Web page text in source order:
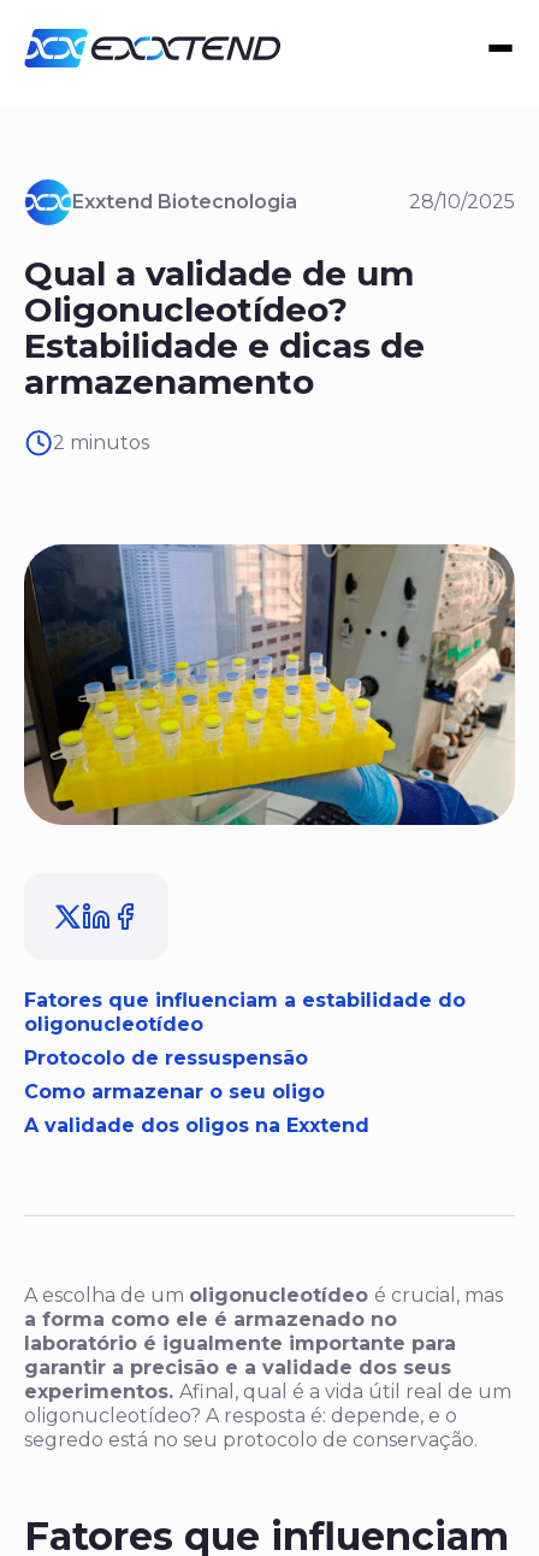
Exxtend Biotecnologia 28/10/2025
Qual a validade de um
Oligonucleotídeo?
Estabilidade e dicas de
armazenamento
2 minutos
Fatores que influenciam a estabilidade do
oligonucleotídeo
Protocolo de ressuspensão
Como armazenar o seu oligo
A validade dos oligos na Exxtend
A escolha de um oligonucleotídeo é crucial, mas
a forma como ele é armazenado no
laboratório é igualmente importante para
garantir a precisão e a validade dos seus
experimentos. Afinal, qual é a vida útil real de um
oligonucleotídeo? A resposta é: depende, e o
segredo está no seu protocolo de conservação.
Fatores que influenciam